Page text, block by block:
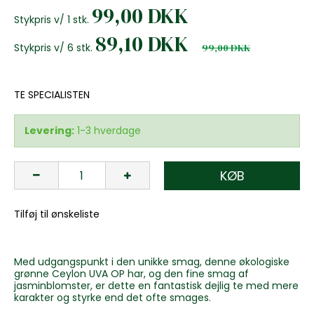
Stykpris v/ 1 stk. 99,00 DKK
Stykpris v/ 6 stk. 89,10 DKK 99,00 DKK
TE SPECIALISTEN
Levering: 1-3 hverdage
KØB
Tilføj til ønskeliste
Med udgangspunkt i den unikke smag, denne økologiske
grønne Ceylon UVA OP har, og den fine smag af
jasminblomster, er dette en fantastisk dejlig te med mere
karakter og styrke end det ofte smages.